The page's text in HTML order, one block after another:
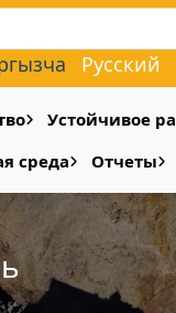
Русский
Устойчивое
среда
Отчеты